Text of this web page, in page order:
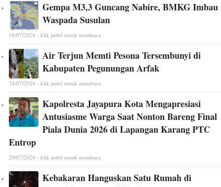
Gempa M3,3 Guncang Nabire, BMKG Imbau
Waspada Susulan
18/07/2026 - klik judul untuk membaca
Air Terjun Memti Pesona Tersembunyi di
Kabupaten Pegunungan Arfak
24/07/2026 - klik judul untuk membaca
Kapolresta Jayapura Kota Mengapresiasi
Antusiasme Warga Saat Nonton Bareng Final
Piala Dunia 2026 di Lapangan Karang PTC
Entrop
20/07/2026 - klik judul untuk membaca
Kebakaran Hanguskan Satu Rumah di